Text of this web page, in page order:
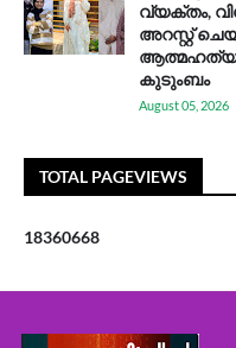
വ്യക്തം,
അറസ്റ്റ്
കുടുംബം
August 05, 2026
TOTAL PAGEVIEWS
18360668